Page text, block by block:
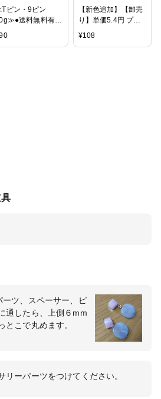
ピン・9ピン
送料無料有●
天最安値に挑戦●
【新色追加】【卸売
り】単価5.4円 プラ
スチックビーズ マー
¥108
ーツ、スペーサー、ピ
通したら、上側６mm
とこで丸めます。
リーパーツをつけてください。